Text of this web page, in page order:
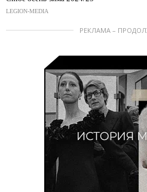
LEGION-MEDIA
РЕКЛАМА –